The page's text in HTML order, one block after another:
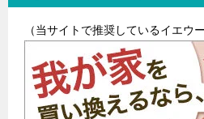
（当サイトで推奨しているイエウ